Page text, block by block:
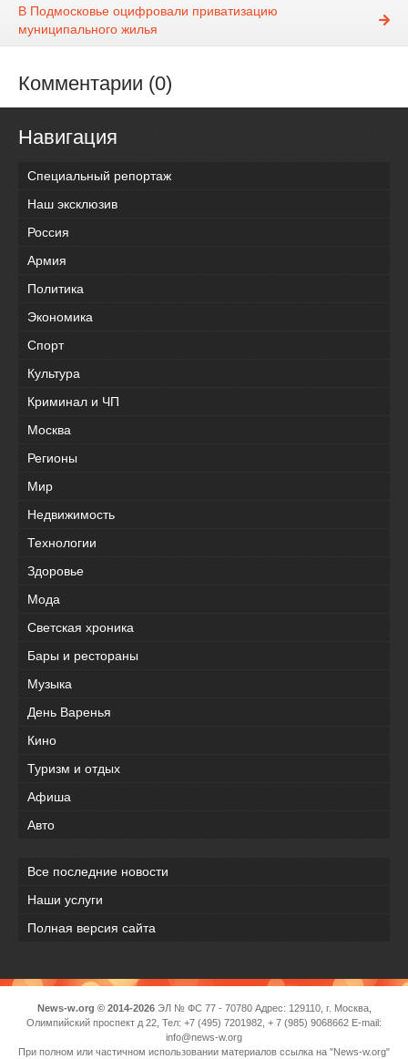
В Подмосковье оцифровали приватизацию
муниципального жилья
Комментарии (0)
Навигация
Специальный репортаж
Наш эксклюзив
Россия
Армия
Политика
Экономика
Спорт
Культура
Криминал и ЧП
Москва
Регионы
Мир
Недвижимость
Технологии
Здоровье
Мода
Светская хроника
Бары и рестораны
Музыка
День Варенья
Кино
Туризм и отдых
Афиша
Авто
Все последние новости
Наши услуги
Полная версия сайта
News-w.org © 2014-2026ЭЛ № ФС 77 - 70780 Адрес: 129110, г. Москва,
Олимпийский проспект д 22, Тел: +7 (495) 7201982, + 7 (985) 9068662 E-mail:
info@news-w.org
При полном или частичном использовании материалов ссылка на "News-w.org"